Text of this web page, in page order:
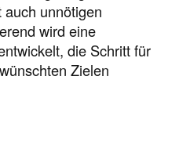
unnötigen
wird eine
die Schritt für
Zielen